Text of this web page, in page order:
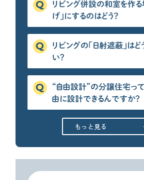
リビング併設の和室を作る
げ」にするのはどう？
リビングの「日射遮蔽」は
い？
“自由設計”の分譲住宅って
由に設計できるんですか？
もっと見る